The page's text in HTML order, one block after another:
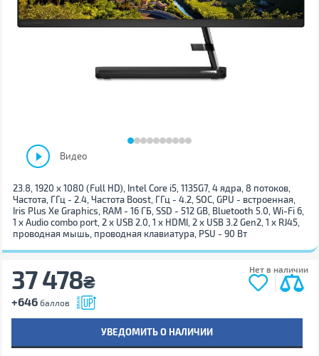
Видео
23.8, 1920 x 1080 (Full HD), Intel Core i5, 1135G7, 4 ядра, 8 потоков,
Частота, ГГц - 2.4, Частота Boost, ГГц - 4.2, SOC, GPU - встроенная,
Iris Plus Xe Graphics, RAM - 16 ГБ, SSD - 512 GB, Bluetooth 5.0, Wi-Fi 6,
1 х Audio combo port, 2 x USB 2.0, 1 х HDMI, 2 x USB 3.2 Gen2, 1 x RJ45,
проводная мышь, проводная клавиатура, PSU - 90 Вт
37 478₴
+646баллов
Нет в наличии
УВЕДОМИТЬ О НАЛИЧИИ